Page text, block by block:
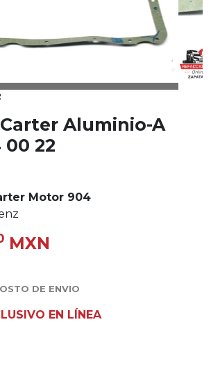
Aluminio-A
00 22
Motor 904
MXN
DE ENVIO
EN LÍNEA